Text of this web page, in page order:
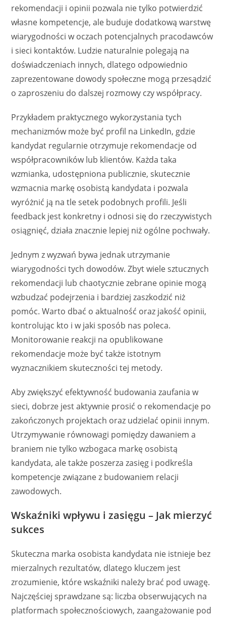
rekomendacji i opinii pozwala nie tylko potwierdzić
własne kompetencje, ale buduje dodatkową warstwę
wiarygodności w oczach potencjalnych pracodawców
i sieci kontaktów. Ludzie naturalnie polegają na
doświadczeniach innych, dlatego odpowiednio
zaprezentowane dowody społeczne mogą przesądzić
o zaproszeniu do dalszej rozmowy czy współpracy.
Przykładem praktycznego wykorzystania tych
mechanizmów może być profil na LinkedIn, gdzie
kandydat regularnie otrzymuje rekomendacje od
współpracowników lub klientów. Każda taka
wzmianka, udostępniona publicznie, skutecznie
wzmacnia markę osobistą kandydata i pozwala
wyróżnić ją na tle setek podobnych profili. Jeśli
feedback jest konkretny i odnosi się do rzeczywistych
osiągnięć, działa znacznie lepiej niż ogólne pochwały.
Jednym z wyzwań bywa jednak utrzymanie
wiarygodności tych dowodów. Zbyt wiele sztucznych
rekomendacji lub chaotycznie zebrane opinie mogą
wzbudzać podejrzenia i bardziej zaszkodzić niż
pomóc. Warto dbać o aktualność oraz jakość opinii,
kontrolując kto i w jaki sposób nas poleca.
Monitorowanie reakcji na opublikowane
rekomendacje może być także istotnym
wyznacznikiem skuteczności tej metody.
Aby zwiększyć efektywność budowania zaufania w
sieci, dobrze jest aktywnie prosić o rekomendacje po
zakończonych projektach oraz udzielać opinii innym.
Utrzymywanie równowagi pomiędzy dawaniem a
braniem nie tylko wzbogaca markę osobistą
kandydata, ale także poszerza zasięg i podkreśla
kompetencje związane z budowaniem relacji
zawodowych.
Wskaźniki wpływu i zasięgu – Jak mierzyć
sukces
Skuteczna marka osobista kandydata nie istnieje bez
mierzalnych rezultatów, dlatego kluczem jest
zrozumienie, które wskaźniki należy brać pod uwagę.
Najczęściej sprawdzane są: liczba obserwujących na
platformach społecznościowych, zaangażowanie pod